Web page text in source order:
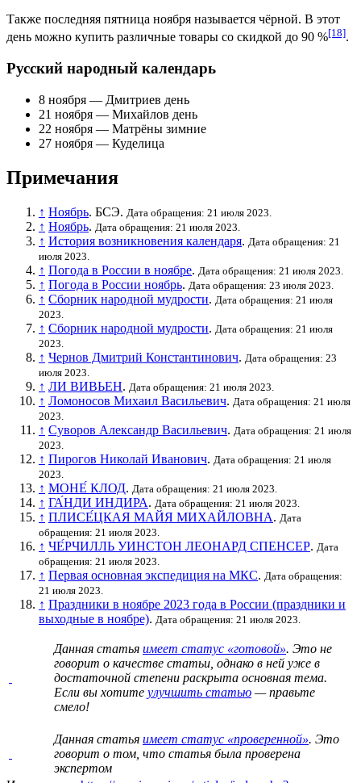
Также последняя пятница ноября называется чёрной. В этот
день можно купить различные товары со скидкой до 90 %[18].
Русский народный календарь
8 ноября — Дмитриев день
21 ноября — Михайлов день
22 ноября — Матрёны зимние
27 ноября — Куделица
Примечания
↑ Ноябрь. БСЭ. Дата обращения: 21 июля 2023.
↑ Ноябрь. Дата обращения: 21 июля 2023.
↑ История возникновения календаря. Дата обращения: 21
июля 2023.
↑ Погода в России в ноябре. Дата обращения: 21 июля 2023.
↑ Погода в России ноябрь. Дата обращения: 23 июля 2023.
↑ Сборник народной мудрости. Дата обращения: 21 июля
2023.
↑ Сборник народной мудрости. Дата обращения: 21 июля
2023.
↑ Чернов Дмитрий Константинович. Дата обращения: 23
июля 2023.
↑ ЛИ ВИВЬЕН. Дата обращения: 21 июля 2023.
↑ Ломоносов Михаил Васильевич. Дата обращения: 21 июля
2023.
↑ Суворов Александр Васильевич. Дата обращения: 21 июля
2023.
↑ Пирогов Николай Иванович. Дата обращения: 21 июля
2023.
↑ МОНЕ́ КЛОД. Дата обращения: 21 июля 2023.
↑ ГА́НДИ ИНДИРА. Дата обращения: 21 июля 2023.
↑ ПЛИСЕ́ЦКАЯ МАЙЯ МИХАЙЛОВНА. Дата
обращения: 21 июля 2023.
↑ ЧЕ́РЧИЛЛЬ УИНСТОН ЛЕОНАРД СПЕНСЕР. Дата
обращения: 21 июля 2023.
↑ Первая основная экспедиция на МКС. Дата обращения:
21 июля 2023.
↑ Праздники в ноябре 2023 года в России (праздники и
выходные в ноябре). Дата обращения: 21 июля 2023.
Данная статья имеет статус «готовой». Это не
говорит о качестве статьи , однако в ней уже в
достаточной степени раскрыта основная тема.
Если вы хотите улучшить статью — правьте
смело!
Данная статья имеет статус «проверенной». Это
говорит о том, что статья была проверена
экспертом